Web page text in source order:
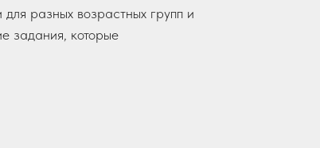
разных возрастных групп и
задания, которые